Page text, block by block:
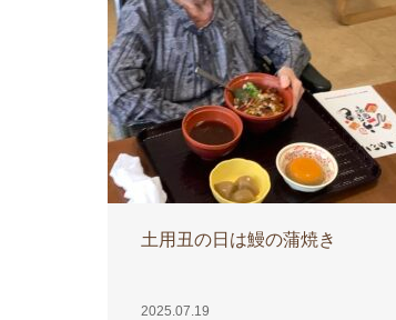
土用丑の日は鰻の蒲焼き
2025.07.19